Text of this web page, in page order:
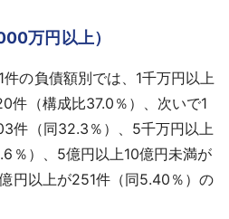
万円以上）
の負債額別では、1千万円以上
件（構成比37.0％）、次いで1
件（同32.3％）、5千万円以上
％）、5億円以上10億円未満が
円以上が251件（同5.40％）の